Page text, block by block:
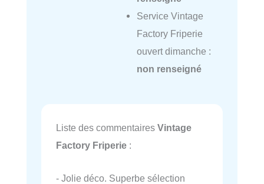
Service Vintage
Factory Friperie
ouvert dimanche :
non renseigné
Liste des commentaires Vintage
Factory Friperie :
- Jolie déco. Superbe sélection